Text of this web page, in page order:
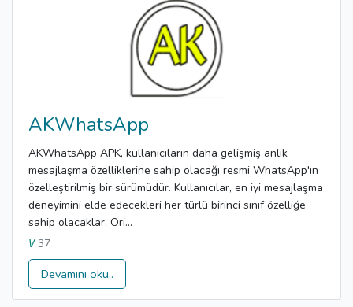
AKWhatsApp
AKWhatsApp APK, kullanıcıların daha gelişmiş anlık
mesajlaşma özelliklerine sahip olacağı resmi WhatsApp'ın
özelleştirilmiş bir sürümüdür. Kullanıcılar, en iyi mesajlaşma
deneyimini elde edecekleri her türlü birinci sınıf özelliğe
sahip olacaklar. Ori...
V37
Devamını oku..